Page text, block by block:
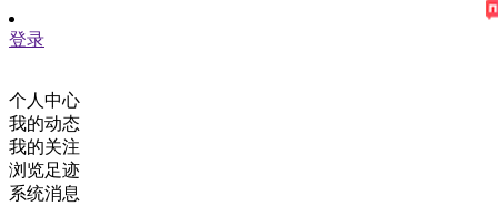
登录
个人中心
我的动态
我的关注
浏览足迹
系统消息